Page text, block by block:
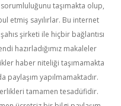
taşımakta olup,
etmiş sayılırlar. Bu internet
şirketi ile hiçbir bağlantısı
hazırladığımız makaleler
haber niteliği taşımamakta
paylaşım yapılmamaktadır.
tamamen tesadüfidir.